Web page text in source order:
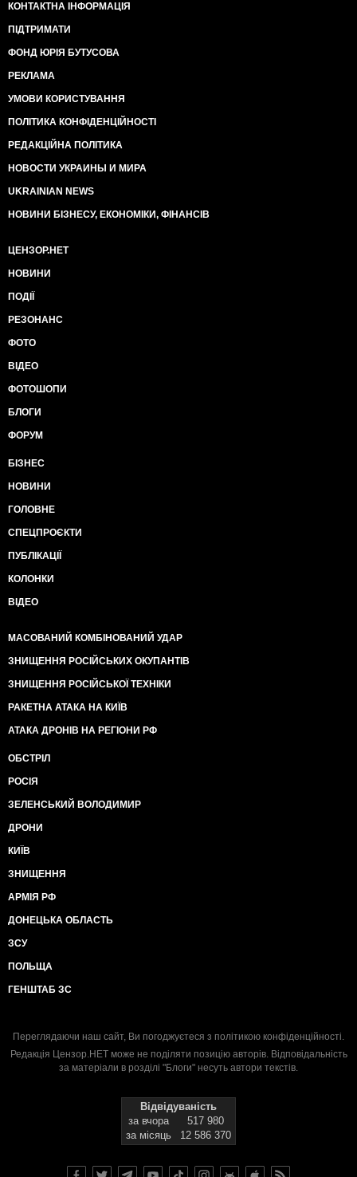
КОНТАКТНА ІНФОРМАЦІЯ
ПІДТРИМАТИ
ФОНД ЮРІЯ БУТУСОВА
РЕКЛАМА
УМОВИ КОРИСТУВАННЯ
ПОЛІТИКА КОНФІДЕНЦІЙНОСТІ
РЕДАКЦІЙНА ПОЛІТИКА
НОВОСТИ УКРАИНЫ И МИРА
UKRAINIAN NEWS
НОВИНИ БІЗНЕСУ, ЕКОНОМІКИ, ФІНАНСІВ
ЦЕНЗОР.НЕТ
НОВИНИ
ПОДІЇ
РЕЗОНАНС
ФОТО
ВІДЕО
ФОТОШОПИ
БЛОГИ
ФОРУМ
БІЗНЕС
НОВИНИ
ГОЛОВНЕ
СПЕЦПРОЄКТИ
ПУБЛІКАЦІЇ
КОЛОНКИ
ВІДЕО
МАСОВАНИЙ КОМБІНОВАНИЙ УДАР
ЗНИЩЕННЯ РОСІЙСЬКИХ ОКУПАНТІВ
ЗНИЩЕННЯ РОСІЙСЬКОЇ ТЕХНІКИ
РАКЕТНА АТАКА НА КИЇВ
АТАКА ДРОНІВ НА РЕГІОНИ РФ
ОБСТРІЛ
РОСІЯ
ЗЕЛЕНСЬКИЙ ВОЛОДИМИР
ДРОНИ
КИЇВ
ЗНИЩЕННЯ
АРМІЯ РФ
ДОНЕЦЬКА ОБЛАСТЬ
ЗСУ
ПОЛЬЩА
ГЕНШТАБ ЗС
Переглядаючи наш сайт, Ви погоджуєтеся з політикою конфіденційності.
Редакція Цензор.НЕТ може не поділяти позицію авторів. Відповідальність
за матеріали в розділі "Блоги" несуть автори текстів.
Відвідуваність
за вчора
517 980
за місяць
12 586 370